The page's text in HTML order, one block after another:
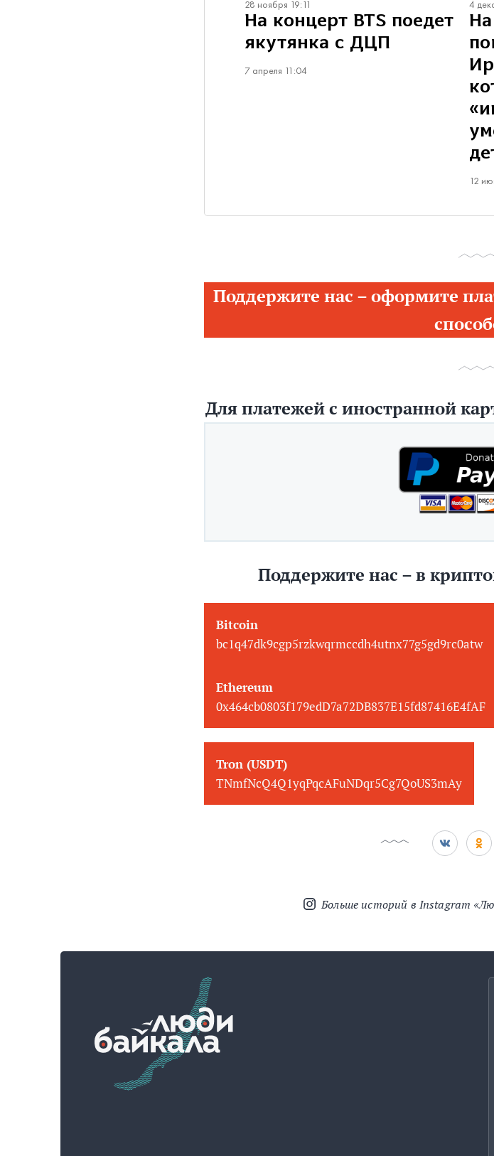
28 ноября 19:11 4
На концерт BTS поедет
якутянка с ДЦП
7 апреля 11:04
12
Поддержите нас – оформите
Для платежей с иностранной
Поддержите нас – в
Bitcoin
bc1q47dk9cgp5rzkwqrmccdh4utnx77g5gd9rc0atw
Ethereum
0x464cb0803f179edD7a72DB837E15fd87416E4fAF
Tron (USDT)
TNmfNcQ4Q1yqPqcAFuNDqr5Cg7QoUS3mAy
Больше историй в Instagram